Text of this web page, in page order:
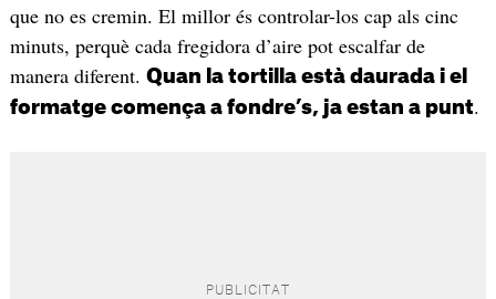
que no es cremin. El millor és controlar-los cap als cinc
minuts, perquè cada fregidora d’aire pot escalfar de
manera diferent. Quan la tortilla està daurada i el
formatge comença a fondre’s, ja estan a punt.